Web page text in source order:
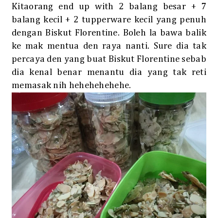
Kitaorang end up with 2 balang besar + 7
balang kecil + 2 tupperware kecil yang penuh
dengan Biskut Florentine. Boleh la bawa balik
ke mak mentua den raya nanti. Sure dia tak
percaya den yang buat Biskut Florentine sebab
dia kenal benar menantu dia yang tak reti
memasak nih hehehehehehe.